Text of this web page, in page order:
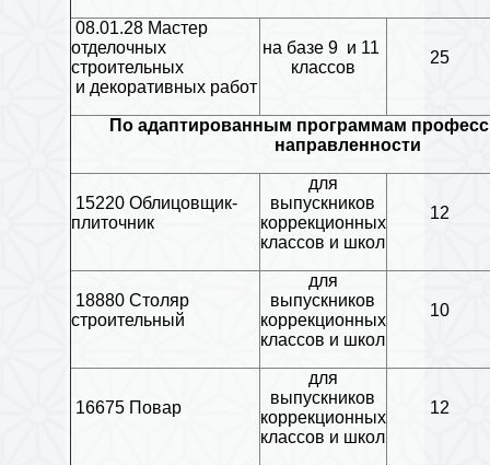
08.01.28 Мастер
отделочных
строительных
и декоративных работ
на базе 9 и 11
классов
25
По адаптированным программам
направленности
15220 Облицовщик-
плиточник
для
выпускников
коррекционных
классов и школ
12
18880 Столяр
строительный
для
выпускников
коррекционных
классов и школ
10
16675 Повар
для
выпускников
коррекционных
классов и школ
12